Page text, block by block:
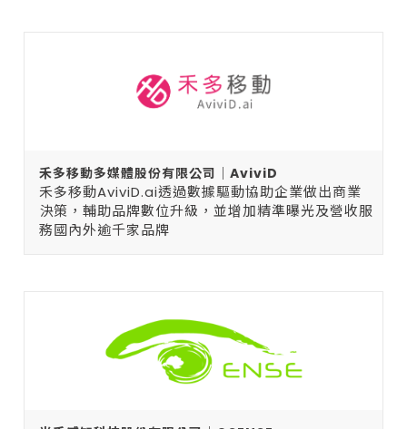
禾多移動多媒體股份有限公司｜AviviD
禾多移動AviviD.ai透過數據驅動協助企業做出商業
決策，輔助品牌數位升級，並增加精準曝光及營收服
務國內外逾千家品牌